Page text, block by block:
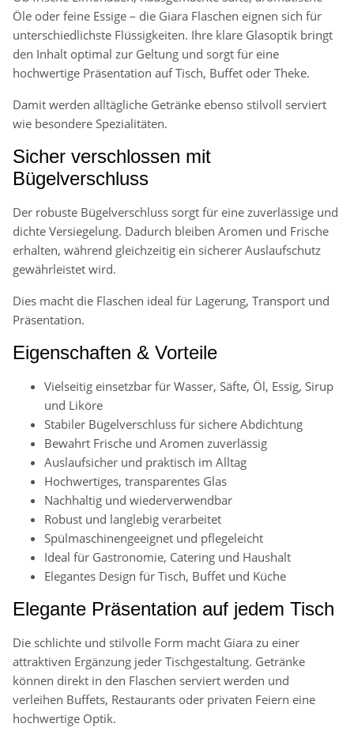
Öle oder feine Essige – die Giara Flaschen eignen sich für
unterschiedlichste Flüssigkeiten. Ihre klare Glasoptik bringt
den Inhalt optimal zur Geltung und sorgt für eine
hochwertige Präsentation auf Tisch, Buffet oder Theke.
Damit werden alltägliche Getränke ebenso stilvoll serviert
wie besondere Spezialitäten.
Sicher verschlossen mit
Bügelverschluss
Der robuste Bügelverschluss sorgt für eine zuverlässige und
dichte Versiegelung. Dadurch bleiben Aromen und Frische
erhalten, während gleichzeitig ein sicherer Auslaufschutz
gewährleistet wird.
Dies macht die Flaschen ideal für Lagerung, Transport und
Präsentation.
Eigenschaften & Vorteile
Vielseitig einsetzbar für Wasser, Säfte, Öl, Essig, Sirup
und Liköre
Stabiler Bügelverschluss für sichere Abdichtung
Bewahrt Frische und Aromen zuverlässig
Auslaufsicher und praktisch im Alltag
Hochwertiges, transparentes Glas
Nachhaltig und wiederverwendbar
Robust und langlebig verarbeitet
Spülmaschinengeeignet und pflegeleicht
Ideal für Gastronomie, Catering und Haushalt
Elegantes Design für Tisch, Buffet und Küche
Elegante Präsentation auf jedem Tisch
Die schlichte und stilvolle Form macht Giara zu einer
attraktiven Ergänzung jeder Tischgestaltung. Getränke
können direkt in den Flaschen serviert werden und
verleihen Buffets, Restaurants oder privaten Feiern eine
hochwertige Optik.